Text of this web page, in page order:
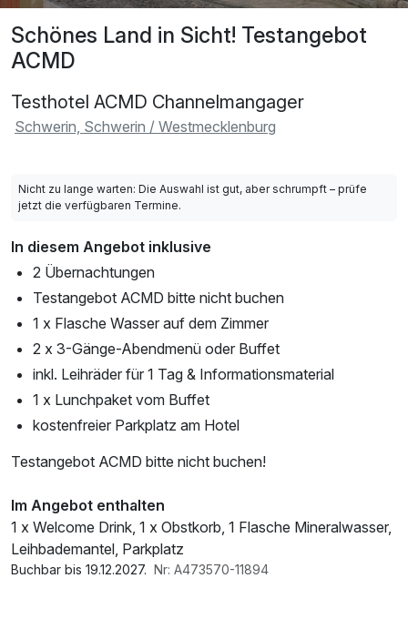
Schönes Land in Sicht! Testangebot
ACMD
Testhotel ACMD Channelmangager
Schwerin, Schwerin / Westmecklenburg
Nicht zu lange warten: Die Auswahl ist gut, aber schrumpft – prüfe
jetzt die verfügbaren Termine.
In diesem Angebot inklusive
2 Übernachtungen
Testangebot ACMD bitte nicht buchen
1 x Flasche Wasser auf dem Zimmer
2 x 3-Gänge-Abendmenü oder Buffet
inkl. Leihräder für 1 Tag & Informationsmaterial
1 x Lunchpaket vom Buffet
kostenfreier Parkplatz am Hotel
Testangebot ACMD bitte nicht buchen!
Im Angebot enthalten
1 x Welcome Drink, 1 x Obstkorb, 1 Flasche Mineralwasser,
Leihbademantel, Parkplatz
Buchbar bis 19.12.2027. Nr: A473570-11894